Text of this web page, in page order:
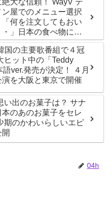
ン屋でのメニュー選択
何を注文してもおい
・」日本の食べ物に関
明かす
国の主要歌番組で４冠
ヒット中の「Teddy
語ver.発売が決定！ ４月
を大阪と東京で開催
い出のお菓子は？ サナ
本のあのお菓子をセレ
期のかわいらしいエピ
04h